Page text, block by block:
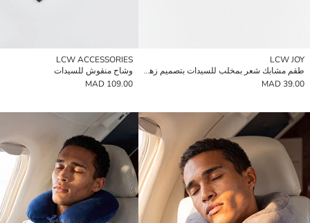
LCW JOY
طقم مشابك شعر بمخلب للسيدات بتصميم زهور عبوتان
39.00 MAD
LCW ACCESSORIES
وشاح منقوش للسيدات
109.00 MAD